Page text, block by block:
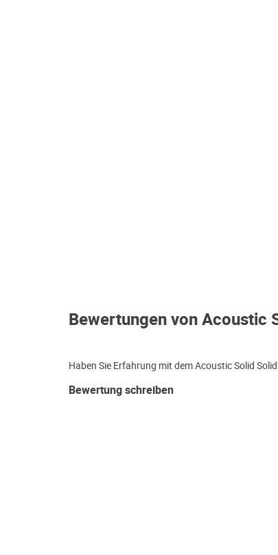
Bewertungen von Acoustic
Haben Sie Erfahrung mit dem Acoustic Solid
Bewertung schreiben